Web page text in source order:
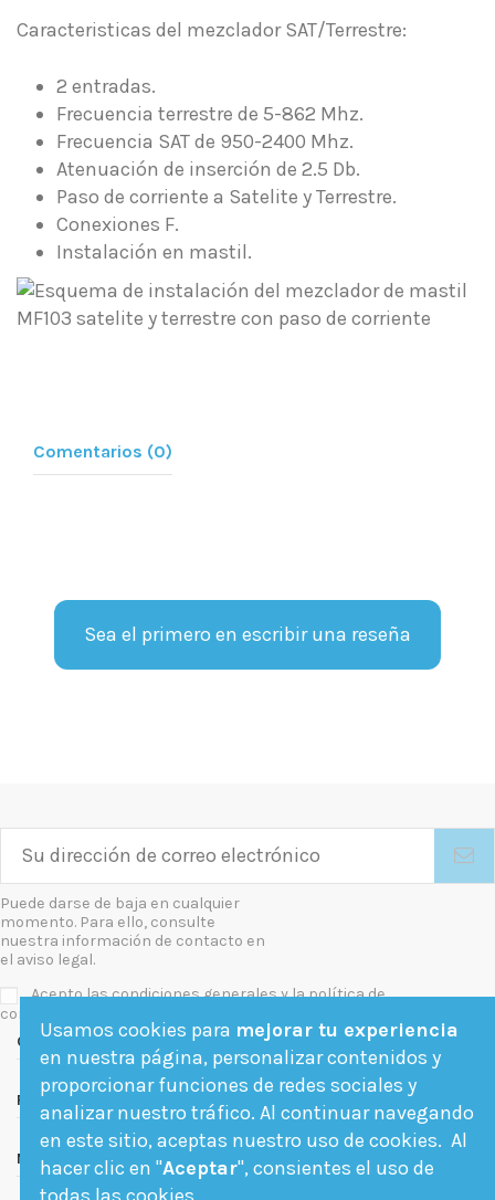
Caracteristicas del mezclador SAT/Terrestre:
2 entradas.
Frecuencia terrestre de 5-862 Mhz.
Frecuencia SAT de 950-2400 Mhz.
Atenuación de inserción de 2.5 Db.
Paso de corriente a Satelite y Terrestre.
Conexiones F.
Instalación en mastil.
Comentarios (0)
Sea el primero en escribir una reseña
Puede darse de baja en cualquier
momento. Para ello, consulte
nuestra información de contacto en
el aviso legal.
Acepto las condiciones generales y la política de
confidencialidad
Contact us
Follow us
Newsletter
Usamos cookies para mejorar tu experiencia
en nuestra página, personalizar contenidos y
proporcionar funciones de redes sociales y
analizar nuestro tráfico. Al continuar navegando
en este sitio, aceptas nuestro uso de cookies. Al
hacer clic en "Aceptar", consientes el uso de